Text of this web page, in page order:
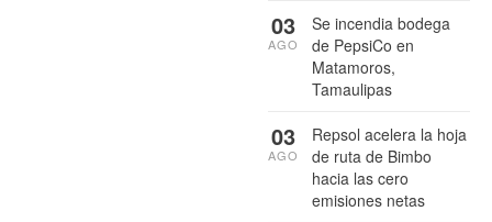
Se incendia bodega
de PepsiCo en
Matamoros,
Tamaulipas
03
AGO
Repsol acelera la hoja
de ruta de Bimbo
hacia las cero
emisiones netas
03
AGO